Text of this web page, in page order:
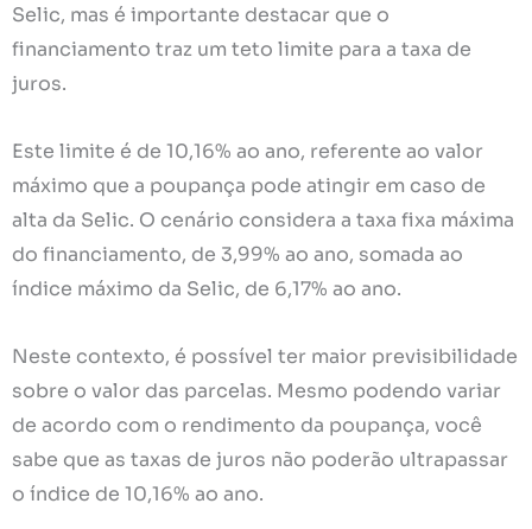
Selic, mas é importante destacar que o
financiamento traz um teto limite para a taxa de
juros.
Este limite é de 10,16% ao ano, referente ao valor
máximo que a poupança pode atingir em caso de
alta da Selic. O cenário considera a taxa fixa máxima
do financiamento, de 3,99% ao ano, somada ao
índice máximo da Selic, de 6,17% ao ano.
Neste contexto, é possível ter maior previsibilidade
sobre o valor das parcelas. Mesmo podendo variar
de acordo com o rendimento da poupança, você
sabe que as taxas de juros não poderão ultrapassar
o índice de 10,16% ao ano.